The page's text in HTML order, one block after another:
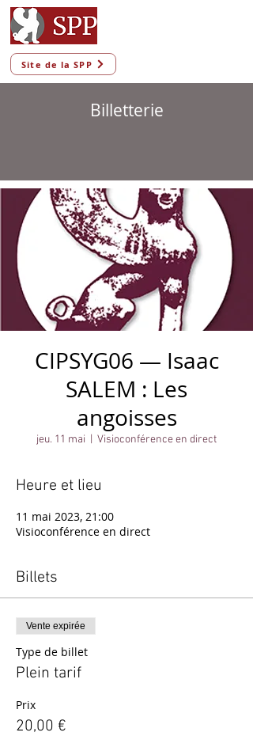
Site de la SPP
Billetterie
CIPSYG06 — Isaac
SALEM : Les
angoisses
jeu. 11 mai Visioconférence en direct
Heure et lieu
11 mai 2023, 21:00
Visioconférence en direct
Billets
Vente expirée
Type de billet
Plein tarif
Prix
20,00 €